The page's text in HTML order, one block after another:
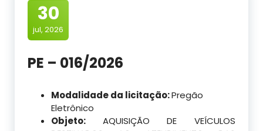
30
jul, 2026
PE – 016/2026
Modalidade da licitação:Pregão
Eletrônico
Objeto: AQUISIÇÃO DE VEÍCULOS